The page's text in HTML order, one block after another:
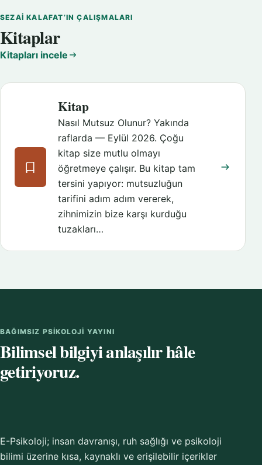
SEZAI KALAFAT’IN ÇALIŞMALARI
Kitaplar
Kitapları incele
Kitap
Nasıl Mutsuz Olunur? Yakında
raflarda — Eylül 2026. Çoğu
kitap size mutlu olmayı
öğretmeye çalışır. Bu kitap tam
tersini yapıyor: mutsuzluğun
tarifini adım adım vererek,
zihnimizin bize karşı kurduğu
tuzakları…
BAĞIMSIZ PSIKOLOJI YAYINI
Bilimsel bilgiyi anlaşılır hâle
getiriyoruz.
E-Psikoloji; insan davranışı, ruh sağlığı ve psikoloji
bilimi üzerine kısa, kaynaklı ve erişilebilir içerikler